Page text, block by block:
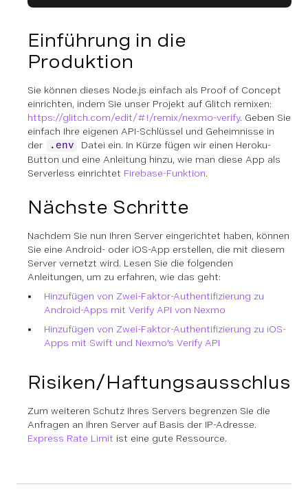
Einführung in die
Produktion
Sie können dieses Node.js einfach als Proof of Concept
einrichten, indem Sie unser Projekt auf Glitch remixen:
https://glitch.com/edit/#!/remix/nexmo-verify. Geben Sie
einfach Ihre eigenen API-Schlüssel und Geheimnisse in
der
.env
Datei ein. In Kürze fügen wir einen Heroku-
Button und eine Anleitung hinzu, wie man diese App als
Serverless einrichtet Firebase-Funktion.
Nächste Schritte
Nachdem Sie nun Ihren Server eingerichtet haben, können
Sie eine Android- oder iOS-App erstellen, die mit diesem
Server vernetzt wird. Lesen Sie die folgenden
Anleitungen, um zu erfahren, wie das geht:
Hinzufügen von Zwei-Faktor-Authentifizierung zu
Android-Apps mit Verify API von Nexmo
Hinzufügen von Zwei-Faktor-Authentifizierung zu iOS-
Apps mit Swift und Nexmo's Verify API
Risiken/Haftungsausschluss
Zum weiteren Schutz Ihres Servers begrenzen Sie die
Anfragen an Ihren Server auf Basis der IP-Adresse.
Express Rate Limit ist eine gute Ressource.